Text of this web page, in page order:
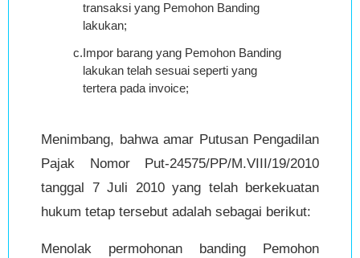
transaksi yang Pemohon Banding
lakukan;
c.Impor barang yang Pemohon Banding
lakukan telah sesuai seperti yang
tertera pada invoice;
Menimbang, bahwa amar Putusan Pengadilan
Pajak Nomor Put-24575/PP/M.VIII/19/2010
tanggal 7 Juli 2010 yang telah berkekuatan
hukum tetap tersebut adalah sebagai berikut:
Menolak permohonan banding Pemohon